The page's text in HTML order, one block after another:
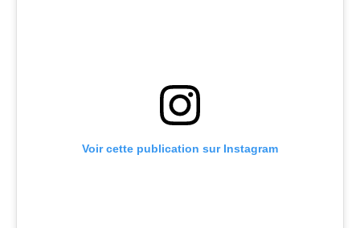
Voir cette publication sur Instagram